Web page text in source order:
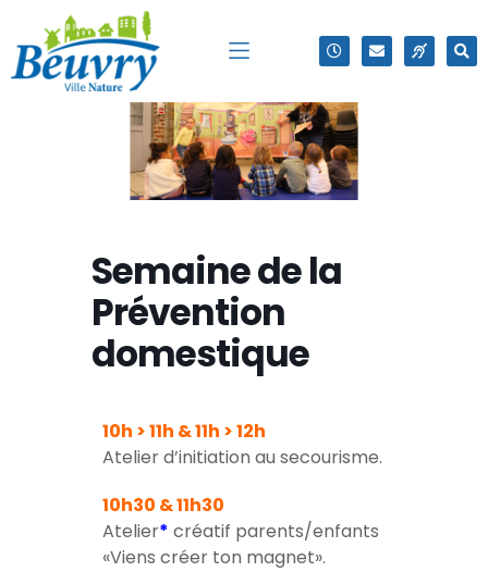
Semaine de la
Prévention
domestique
10h > 11h & 11h > 12h
Atelier d’initiation au secourisme.
10h30 & 11h30
Atelier* créatif parents/enfants
«Viens créer ton magnet».